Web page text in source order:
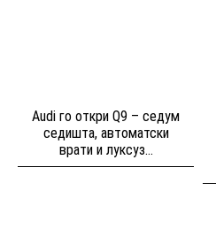
Audi го откри Q9 – седум
седишта, автоматски
врати и луксуз...